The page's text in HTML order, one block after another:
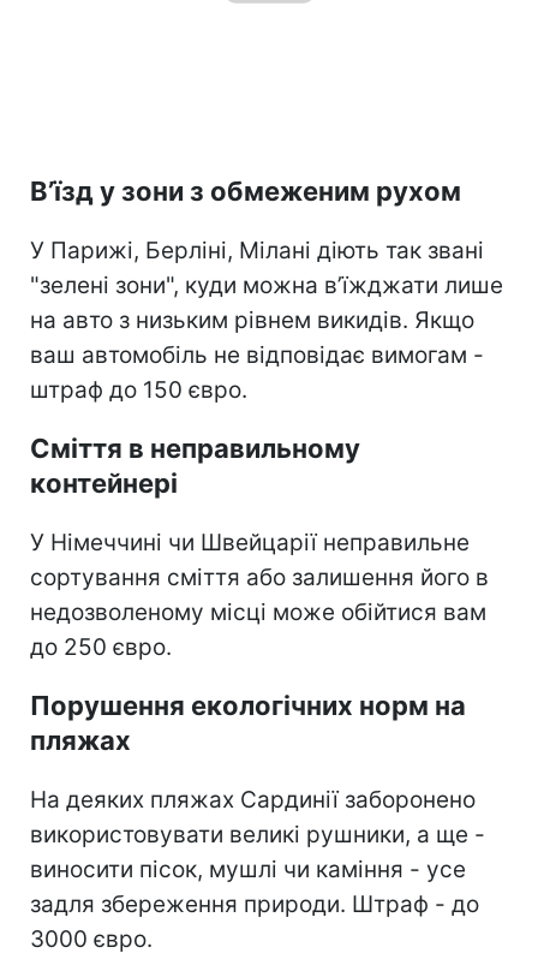
В’їзд у зони з обмеженим рухом
У Парижі, Берліні, Мілані діють так звані
"зелені зони", куди можна в’їжджати лише
на авто з низьким рівнем викидів. Якщо
ваш автомобіль не відповідає вимогам -
штраф до 150 євро.
Сміття в неправильному
контейнері
У Німеччині чи Швейцарії неправильне
сортування сміття або залишення його в
недозволеному місці може обійтися вам
до 250 євро.
Порушення екологічних норм на
пляжах
На деяких пляжах Сардинії заборонено
використовувати великі рушники, а ще -
виносити пісок, мушлі чи каміння - усе
задля збереження природи. Штраф - до
3000 євро.